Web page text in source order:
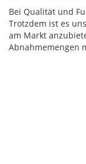
Bei Qualität und
Trotzdem ist es
am Markt
Abnahmemengen